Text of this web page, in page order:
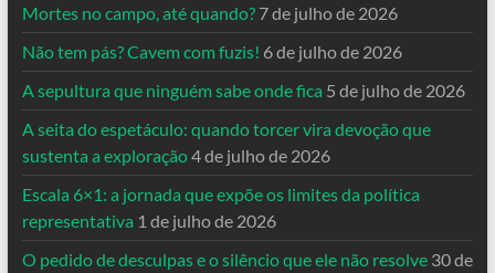
Mortes no campo, até quando? 7 de julho de 2026
Não tem pás? Cavem com fuzis! 6 de julho de 2026
A sepultura que ninguém sabe onde fica 5 de julho de 2026
A seita do espetáculo: quando torcer vira devoção que
sustenta a exploração4 de julho de 2026
Escala 6×1: a jornada que expõe os limites da política
representativa 1 de julho de 2026
O pedido de desculpas e o silêncio que ele não resolve 30 de